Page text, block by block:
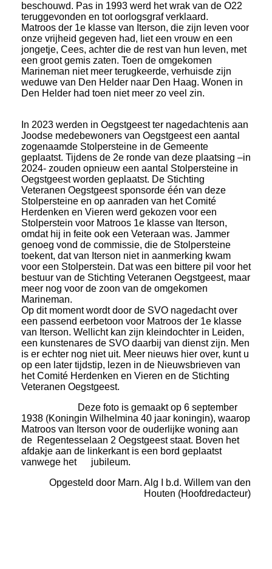
beschouwd. Pas in 1993 werd het wrak van de O22
teruggevonden en tot oorlogsgraf verklaard.
Matroos der 1e klasse van Iterson, die zijn leven voor
onze vrijheid gegeven had, liet een vrouw en een
jongetje, Cees, achter die de rest van hun leven, met
een groot gemis zaten. Toen de omgekomen
Marineman niet meer terugkeerde, verhuisde zijn
weduwe van Den Helder naar Den Haag. Wonen in
Den Helder had toen niet meer zo veel zin.
In 2023 werden in Oegstgeest ter nagedachtenis aan
Joodse medebewoners van Oegstgeest een aantal
zogenaamde Stolpersteine in de Gemeente
geplaatst. Tijdens de 2e ronde van deze plaatsing –in
2024- zouden opnieuw een aantal Stolpersteine in
Oegstgeest worden geplaatst. De Stichting
Veteranen Oegstgeest sponsorde één van deze
Stolpersteine en op aanraden van het Comité
Herdenken en Vieren werd gekozen voor een
Stolperstein voor Matroos 1e klasse van Iterson,
omdat hij in feite ook een Veteraan was. Jammer
genoeg vond de commissie, die de Stolpersteine
toekent, dat van Iterson niet in aanmerking kwam
voor een Stolperstein. Dat was een bittere pil voor het
bestuur van de Stichting Veteranen Oegstgeest, maar
meer nog voor de zoon van de omgekomen
Marineman.
Op dit moment wordt door de SVO nagedacht over
een passend eerbetoon voor Matroos der 1e klasse
van Iterson. Wellicht kan zijn kleindochter in Leiden,
een kunstenares de SVO daarbij van dienst zijn. Men
is er echter nog niet uit. Meer nieuws hier over, kunt u
op een later tijdstip, lezen in de Nieuwsbrieven van
het Comité Herdenken en Vieren en de Stichting
Veteranen Oegstgeest.
Deze foto is gemaakt op 6 september
1938 (Koningin Wilhelmina 40 jaar koningin), waarop
Matroos van Iterson voor de ouderlijke woning aan
de Regentesselaan 2 Oegstgeest staat. Boven het
afdakje aan de linkerkant is een bord geplaatst
vanwege het jubileum.
Opgesteld door Marn. Alg I b.d. Willem van den
Houten (Hoofdredacteur)